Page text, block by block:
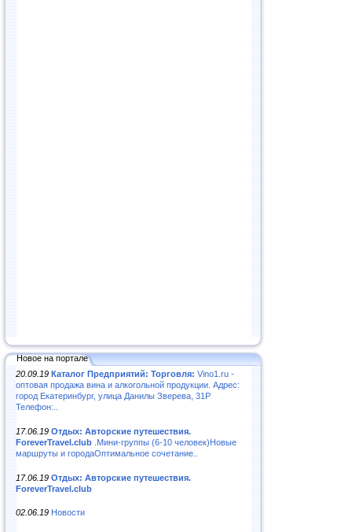
Новое на портале
20.09.19 Каталог Предприятий: Торговля: Vino1.ru -
оптовая продажа вина и алкогольной продукции. Адрес:
город Екатеринбург, улица Данилы Зверева, 31Р
Телефон:..
17.06.19 Отдых: Авторские путешествия.
ForeverTravel.club .Мини-группы (6-10 человек)Новые
маршруты и городаОптимальное сочетание..
17.06.19 Отдых: Авторские путешествия.
ForeverTravel.club
02.06.19 Новости